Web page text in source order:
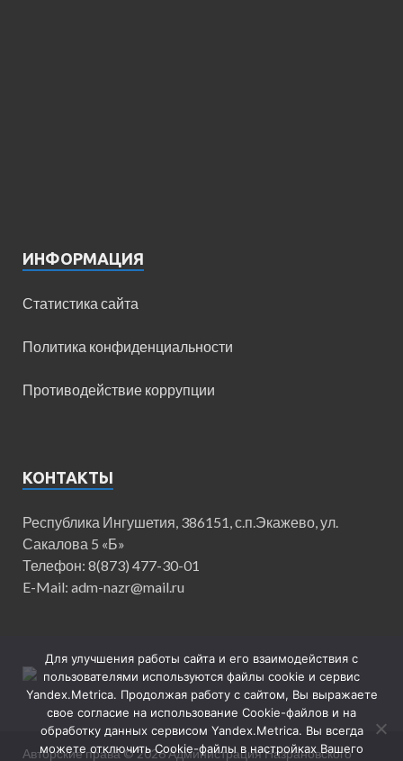
ИНФОРМАЦИЯ
Статистика сайта
Политика конфиденциальности
Противодействие коррупции
КОНТАКТЫ
Республика Ингушетия, 386151, с.п.Экажево, ул.
Сакалова 5 «Б»
Телефон: 8(873) 477-30-01
E-Mail: adm-nazr@mail.ru
Авторские права © 2026Администрация Назрановского
Для улучшения работы сайта и его взаимодействия с
пользователями используются файлы cookie и сервис
Yandex.Metrica. Продолжая работу с сайтом, Вы выражаете
свое согласие на использование Cookie-файлов и на
обработку данных сервисом Yandex.Metrica. Вы всегда
можете отключить Cookie-файлы в настройках Вашего